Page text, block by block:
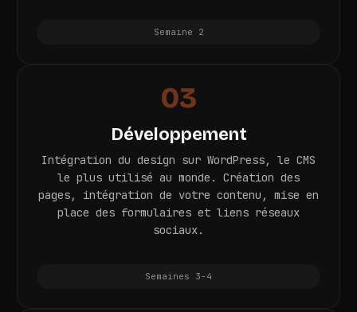
Semaine 2
03
Développement
Intégration du design sur WordPress, le CMS
le plus utilisé au monde. Création des
pages, intégration de votre contenu, mise en
place des formulaires et liens réseaux
sociaux.
Semaines 3-4